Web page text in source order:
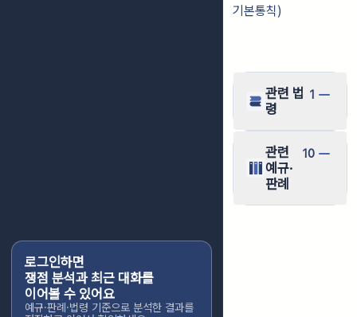
로그인하면
쟁점 분석과 최근 대화를
이어볼 수 있어요
예규·판례·법령 기준으로 분석한 결과를
기본통칙)
관련 법
령
1
관련
예규·
판례
10